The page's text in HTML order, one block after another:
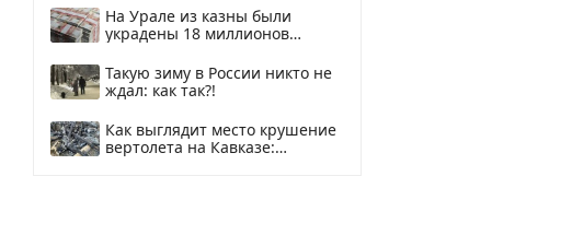
На Урале из казны были
украдены 18 миллионов
Такую зиму в России никто не
ждал: как так?!
Как выглядит место крушение
вертолета на Кавказе: